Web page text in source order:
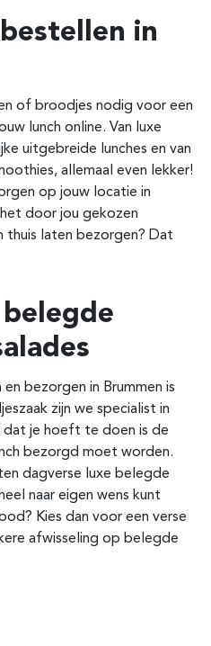
in
of broodjes nodig voor een
lunch online. Van luxe
uitgebreide lunches en van
allemaal even lekker!
op jouw locatie in
door jou gekozen
thuis laten bezorgen? Dat
bezorgen in Brummen is
zijn we specialist in
dat je hoeft te doen is de
bezorgd moet worden.
dagverse luxe belegde
naar eigen wens kunt
Kies dan voor een verse
afwisseling op belegde